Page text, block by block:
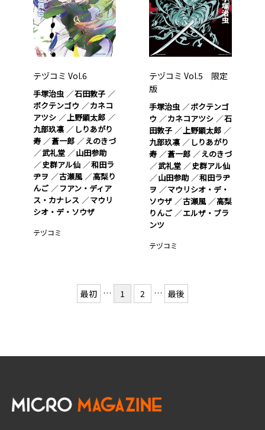
テヅコミ Vol.6
手塚治虫
石田敦子
ボクテンゴウ
カネコ
アツシ
上野顕太郎
九部玖凛
しりあがり
寿
蒼一郎
えのきづ
武礼堂
山田参助
史群アル仙
和田ラ
ヂヲ
古瀬風
高梨り
んご
フアン・ディア
ス・カナレス
マウリ
シオ・デ・ソウザ
テヅコミ
テヅコミ Vol.5 限定
版
手塚治虫
ボクテンゴ
ウ
カネコアツシ
石
田敦子
上野顕太郎
九部玖凛
しりあがり
寿
蒼一郎
えのきづ
武礼堂
史群アル仙
山田参助
和田ラヂ
ヲ
マウリシオ・デ・
ソウザ
古瀬風
高梨
りんご
エルザ・ブラ
ンツ
テヅコミ
最初 … 1 2 … 最後